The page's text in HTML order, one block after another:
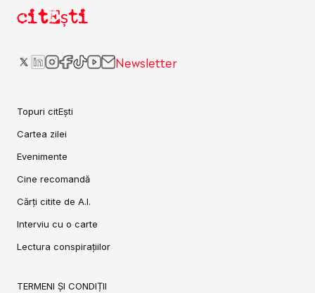
citEști
Newsletter
Topuri citEști
Cartea zilei
Evenimente
Cine recomandă
Cărți citite de A.I.
Interviu cu o carte
Lectura conspirațiilor
TERMENI ȘI CONDIȚII